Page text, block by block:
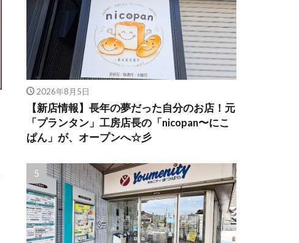
2026年8月5日
【新店情報】長年の夢だった自分のお店！元
「プランタン」工房店長の「nicopan〜にこ
ぱん」が、オープンへ☆彡